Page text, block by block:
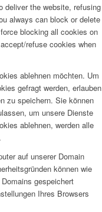
deliver the website, refusing
always can block or delete
blocking all cookies on
refuse cookies when
ablehnen möchten. Um
gefragt werden, erlauben
zu speichern. Sie können
um unsere Dienste
ablehnen, werden alle
auf unserer Domain
können wie
gespeichert
Ihres Browsers